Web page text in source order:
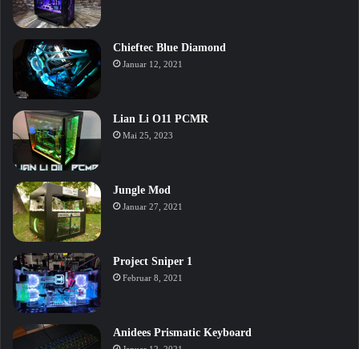
Chieftec Blue Diamond
Januar 12, 2021
Lian Li O11 PCMR
Mai 25, 2023
Jungle Mod
Januar 27, 2021
Project Sniper 1
Februar 8, 2021
Anidees Prismatic Keyboard